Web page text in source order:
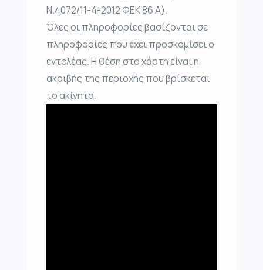
Ν.4072/11-4-2012 ΦΕΚ 86 Α).
Όλες οι πληροφορίες βασίζονται σε
πληροφορίες που έχει προσκομίσει ο
εντολέας. Η θέση στο χάρτη είναι η
ακριβής της περιοχής που βρίσκεται
το ακίνητο.